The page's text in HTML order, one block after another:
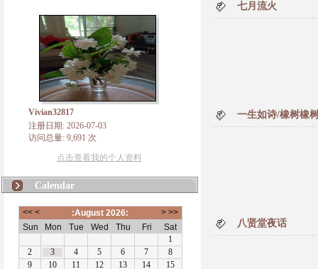
Vivian32817
注册日期: 2026-07-03
访问总量: 9,691 次
点击查看我的个人资料
Calendar
七月流火
一生如诗/橡树橡
八贤堂夜话